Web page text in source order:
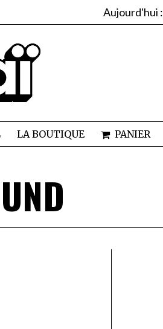
Aujourd'hui :
LA BOUTIQUE PANIER